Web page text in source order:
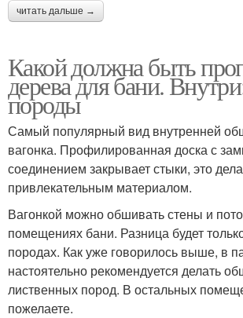
читать дальше →
Какой должна быть
дерева для бани.
породы
Самый популярный вид внутренней
вагонка. Профилированная доска с
соединением закрывает стыки, это
привлекательным материалом.
Вагонкой можно обшивать стены и
помещениях бани. Разница будет
породах. Как уже говорилось выше, в
настоятельно рекомендуется делать
лиственных пород. В остальных
пожелаете.